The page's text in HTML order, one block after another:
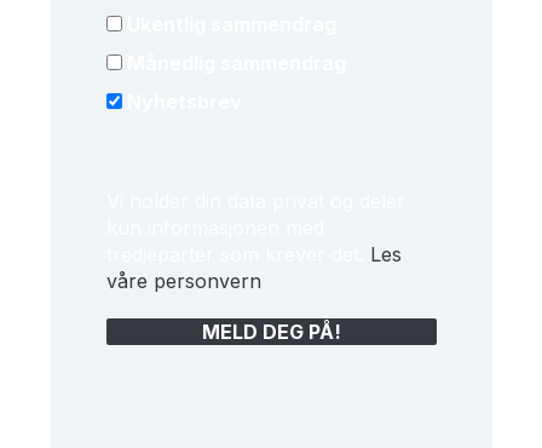
Ukentlig sammendrag
Månedlig sammendrag
Nyhetsbrev
Les
våre personvern